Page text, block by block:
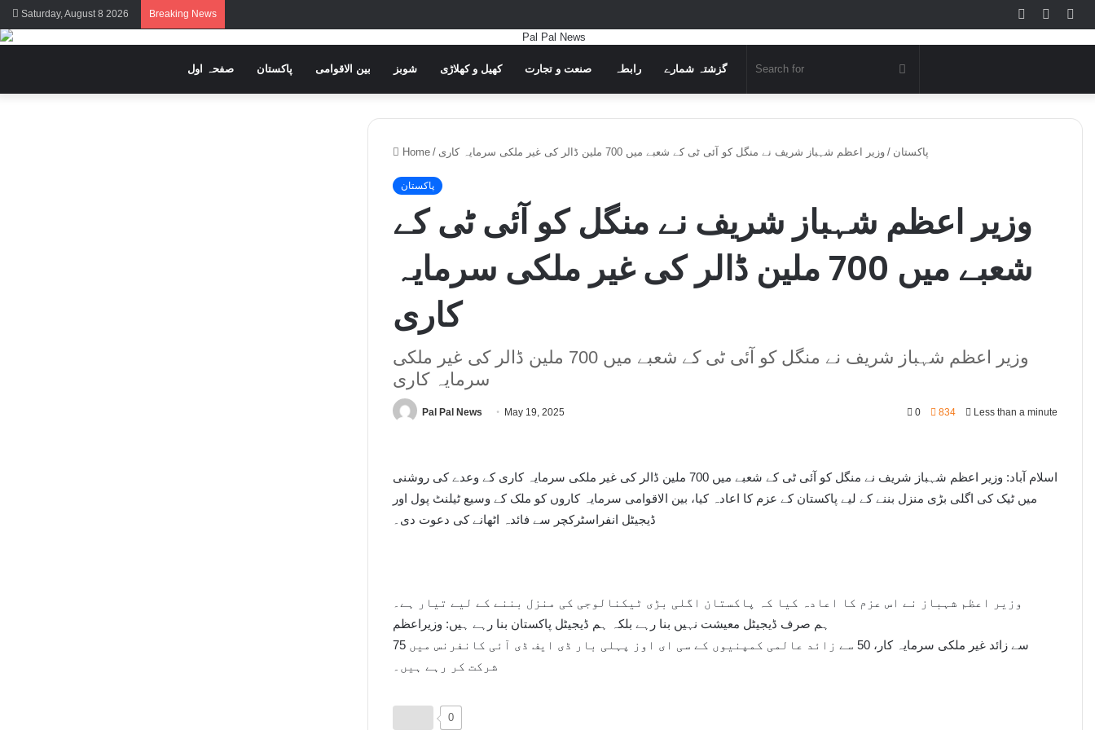
Saturday, August 8 2026 Breaking News
Article
Log
In
صفحہ اول پاکستان بین الاقوامی شوبز کھیل و کھلاڑی صنعت و تجارت رابطہ گزشتہ شمارے
for
Home / پاکستان / وزیر اعظم شہباز شریف نے منگل کو آئی ٹی کے شعبے میں 700 ملین ڈالر کی غیر ملکی سرمایہ کاری
پاکستان
وزیر اعظم شہباز شریف نے منگل کو آئی ٹی کے
شعبے میں 700 ملین ڈالر کی غیر ملکی سرمایہ
کاری
وزیر اعظم شہباز شریف نے منگل کو آئی ٹی کے شعبے میں 700 ملین ڈالر کی غیر ملکی
سرمایہ کاری
Pal Pal News May 19, 2025 0 834 Less than a minute
اسلام آباد: وزیر اعظم شہباز شریف نے منگل کو آئی ٹی کے شعبے میں 700 ملین ڈالر کی غیر ملکی سرمایہ کاری کے وعدے کی روشنی
میں ٹیک کی اگلی بڑی منزل بننے کے لیے پاکستان کے عزم کا اعادہ کیا، بین الاقوامی سرمایہ کاروں کو ملک کے وسیع ٹیلنٹ پول اور
ڈیجیٹل انفراسٹرکچر سے فائدہ اٹھانے کی دعوت دی۔
وزیر اعظم شہباز نے اس عزم کا اعادہ کیا کہ پاکستان اگلی بڑی ٹیکنالوجی کی منزل بننے کے لیے تیار ہے۔
ہم صرف ڈیجیٹل معیشت نہیں بنا رہے بلکہ ہم ڈیجیٹل پاکستان بنا رہے ہیں: وزیراعظم
75 سے زائد غیر ملکی سرمایہ کار، 50 سے زائد عالمی کمپنیوں کے سی ای اوز پہلی بار ڈی ایف ڈی آئی کانفرنس میں
شرکت کر رہے ہیں۔
0